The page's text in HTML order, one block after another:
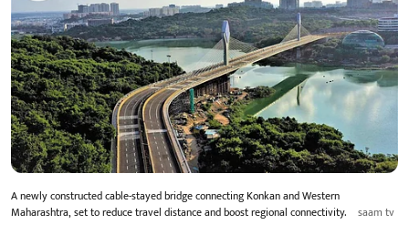
A newly constructed cable-stayed bridge connecting Konkan and Western
Maharashtra, set to reduce travel distance and boost regional connectivity.
saam tv